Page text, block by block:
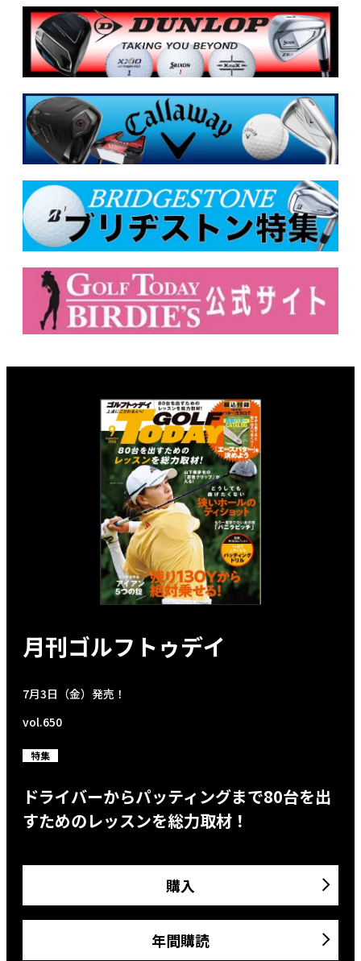
月刊ゴルフトゥデイ
7月3日（金）発売！
vol.650
特集
ドライバーからパッティングまで80台を出
すためのレッスンを総力取材！
購入
年間購読